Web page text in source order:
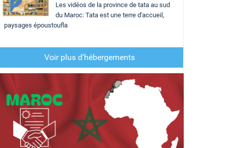
Les vidéos de la province de tata au sud
du Maroc: Tata est une terre d'accueil,
paysages époustoufla
Voir plus d'hébergements